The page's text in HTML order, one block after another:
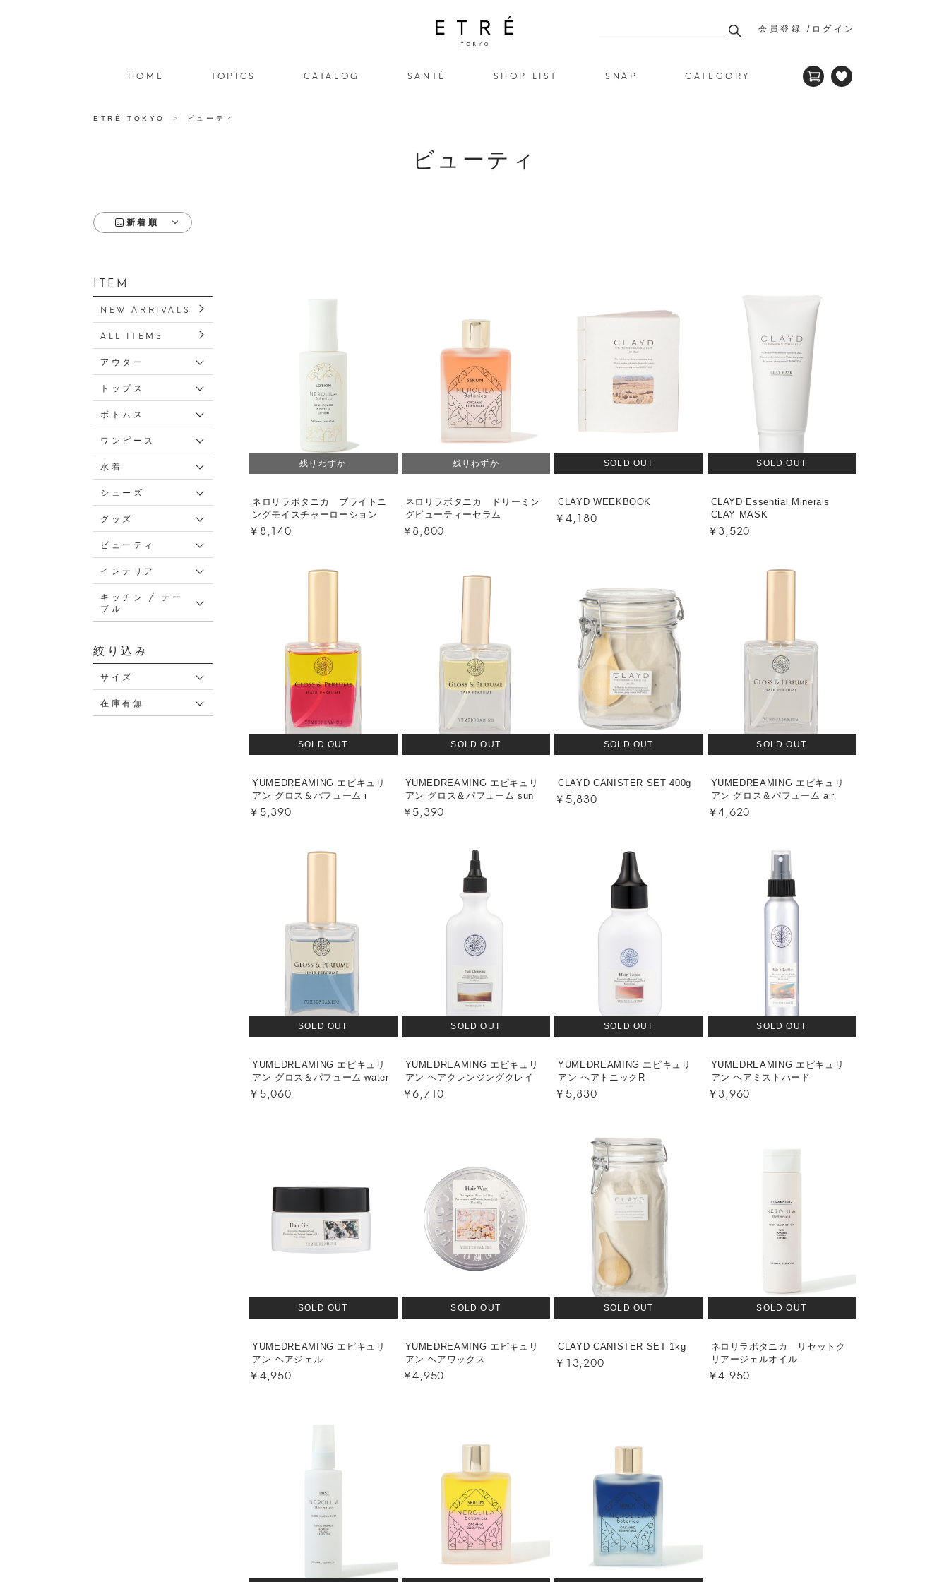
会員登録 ログイン
HOME TOPICS CATALOG SANTÉ SHOP LIST SNAP CATEGORY
ETRÉ TOKYO ビューティ
ビューティ
新着順
ITEM
NEW ARRIVALS
ALL ITEMS
アウター
トップス
ボトムス
ワンピース
水着
シューズ
グッズ
ビューティ
インテリア
キッチン / テー
ブル
絞り込み
サイズ
在庫有無
残りわずか
ネロリラボタニカ ブライトニ
ングモイスチャーローション
￥8,140
残りわずか
ネロリラボタニカ ドリーミン
グビューティーセラム
￥8,800
SOLD OUT
CLAYD WEEKBOOK
￥4,180
SOLD OUT
CLAYD Essential Minerals
CLAY MASK
￥3,520
SOLD OUT
YUMEDREAMING エピキュリ
アン グロス＆パフューム i
￥5,390
SOLD OUT
YUMEDREAMING エピキュリ
アン グロス＆パフューム sun
￥5,390
SOLD OUT
CLAYD CANISTER SET 400g
￥5,830
SOLD OUT
YUMEDREAMING エピキュリ
アン グロス＆パフューム air
￥4,620
SOLD OUT
YUMEDREAMING エピキュリ
アン グロス＆パフューム water
￥5,060
SOLD OUT
YUMEDREAMING エピキュリ
アン ヘアクレンジングクレイ
￥6,710
SOLD OUT
YUMEDREAMING エピキュリ
アン ヘアトニックR
￥5,830
SOLD OUT
YUMEDREAMING エピキュリ
アン ヘアミストハード
￥3,960
SOLD OUT
YUMEDREAMING エピキュリ
アン ヘアジェル
￥4,950
SOLD OUT
YUMEDREAMING エピキュリ
アン ヘアワックス
￥4,950
SOLD OUT
CLAYD CANISTER SET 1kg
￥13,200
SOLD OUT
ネロリラボタニカ リセットク
リアージェルオイル
￥4,950